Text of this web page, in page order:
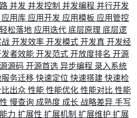
并发 并发控制 并发编程 并行开发
应用库 应用开发 应用模板 应用管控
松落地 应用迭代 底层原理 底层逻
战 开发效率 开发模式 开发真 开发经
发者效能 开发范式 开放度排名 开源
源码 开源首选 异步编程 录入系统
服务迁移 快速定位 快速搭建 快速检
出众 性能 性能优化 性能对比 性能
慢查询 成熟度 成长 战略差异 手写
力 扩展性 扩展机制 扩展维护 扩展